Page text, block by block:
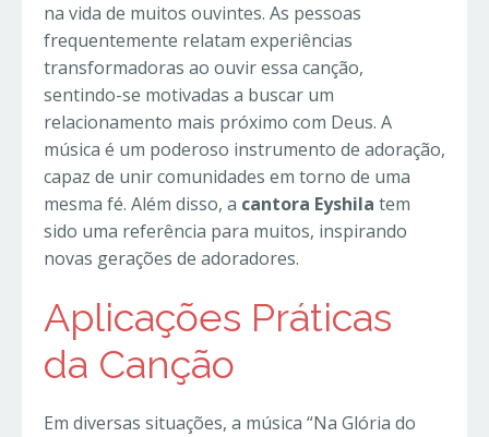
na vida de muitos ouvintes. As pessoas
frequentemente relatam experiências
transformadoras ao ouvir essa canção,
sentindo-se motivadas a buscar um
relacionamento mais próximo com Deus. A
música é um poderoso instrumento de adoração,
capaz de unir comunidades em torno de uma
mesma fé. Além disso, a cantora Eyshila tem
sido uma referência para muitos, inspirando
novas gerações de adoradores.
Aplicações Práticas
da Canção
Em diversas situações, a música “Na Glória do